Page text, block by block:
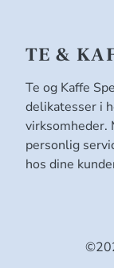
TE &
Te og Kaffe
delikatesser i
virksomheder.
personlig
hos dine